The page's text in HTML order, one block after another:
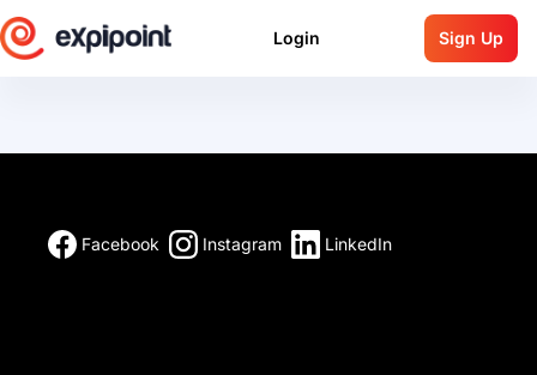
Login Sign Up
Facebook Instagram LinkedIn